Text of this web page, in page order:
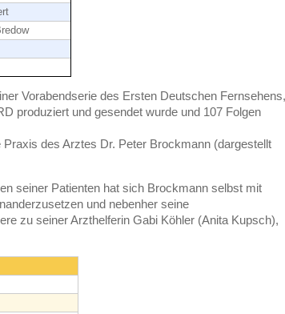
Vorabendserie des Ersten Deutschen Fernsehens,
produziert und gesendet wurde und 107 Folgen
Praxis des Arztes Dr. Peter Brockmann (dargestellt
seiner Patienten hat sich Brockmann selbst mit
und nebenher seine
zu seiner Arzthelferin Gabi Köhler (Anita Kupsch),